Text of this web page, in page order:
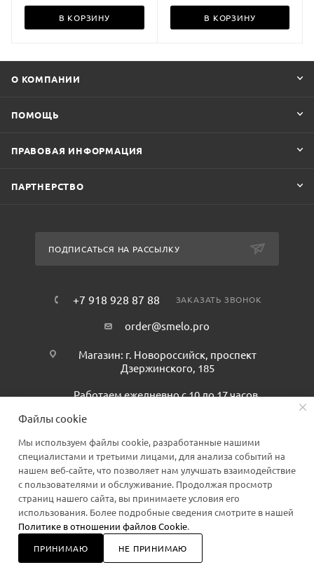
В КОРЗИНУ В КОРЗИНУ
О КОМПАНИИ
ПОМОЩЬ
ПРАВОВАЯ ИНФОРМАЦИЯ
ПАРТНЕРСТВО
ПОДПИСАТЬСЯ НА РАССЫЛКУ
+7 918 928 87 88 ЗАКАЗАТЬ ЗВОНОК
order@smelo.pro
Магазин: г. Новороссийск, проспект
Дзержинского, 185
Работаем ежедневно с 10 до 17 часов.
2026 © Smelo.pro
Файлы cookie
Мы используем файлы cookie, разработанные нашими
специалистами и третьими лицами, для анализа событий на
нашем веб-сайте, что позволяет нам улучшать взаимодействие
с пользователями и обслуживание. Продолжая просмотр
страниц нашего сайта, вы принимаете условия его
использования. Более подробные сведения смотрите в нашей
Политике в отношении файлов Cookie.
ПРИНИМАЮ НЕ ПРИНИМАЮ